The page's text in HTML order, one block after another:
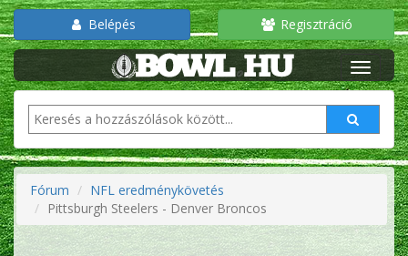
Belépés Regisztráció
Fórum
NFL eredménykövetés
Pittsburgh Steelers - Denver Broncos